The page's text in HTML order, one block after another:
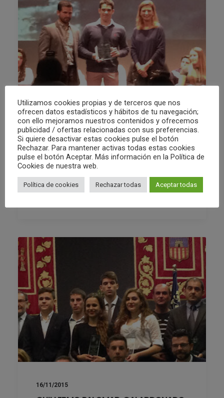
23/11/2015
ENRIQUE BAUSA, GALARDONADO EN LA
XV GALA DEL DEPORTE BASE
by Club Waterpolo Castelló
16/11/2015
Utilizamos cookies propias y de terceros que nos
ofrecen datos estadísticos y hábitos de tu navegación;
con ello mejoramos nuestros contenidos y ofrecemos
publicidad / ofertas relacionadas con sus preferencias.
Si quiere desactivar estas cookies pulse el botón
Rechazar. Para mantener activas todas estas cookies
pulse el botón Aceptar. Más información en la Política de
Cookies de nuestra web.
Política de cookies Rechazar todas Aceptar todas